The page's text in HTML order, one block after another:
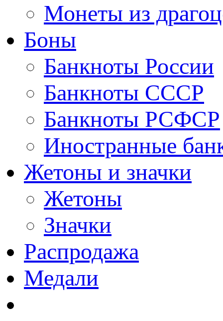
Монеты из
Боны
Банкноты России
Банкноты СССР
Банкноты РСФСР
Иностранные
Жетоны и значки
Жетоны
Значки
Распродажа
Медали